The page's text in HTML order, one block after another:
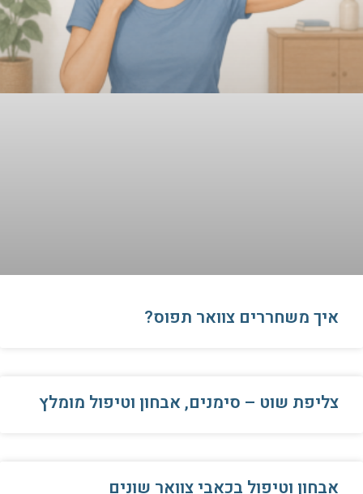
איך משחררים צוואר תפוס?
צליפת שוט – סימנים, אבחון וטיפול מומלץ
אבחון וטיפול בכאבי צוואר שונים